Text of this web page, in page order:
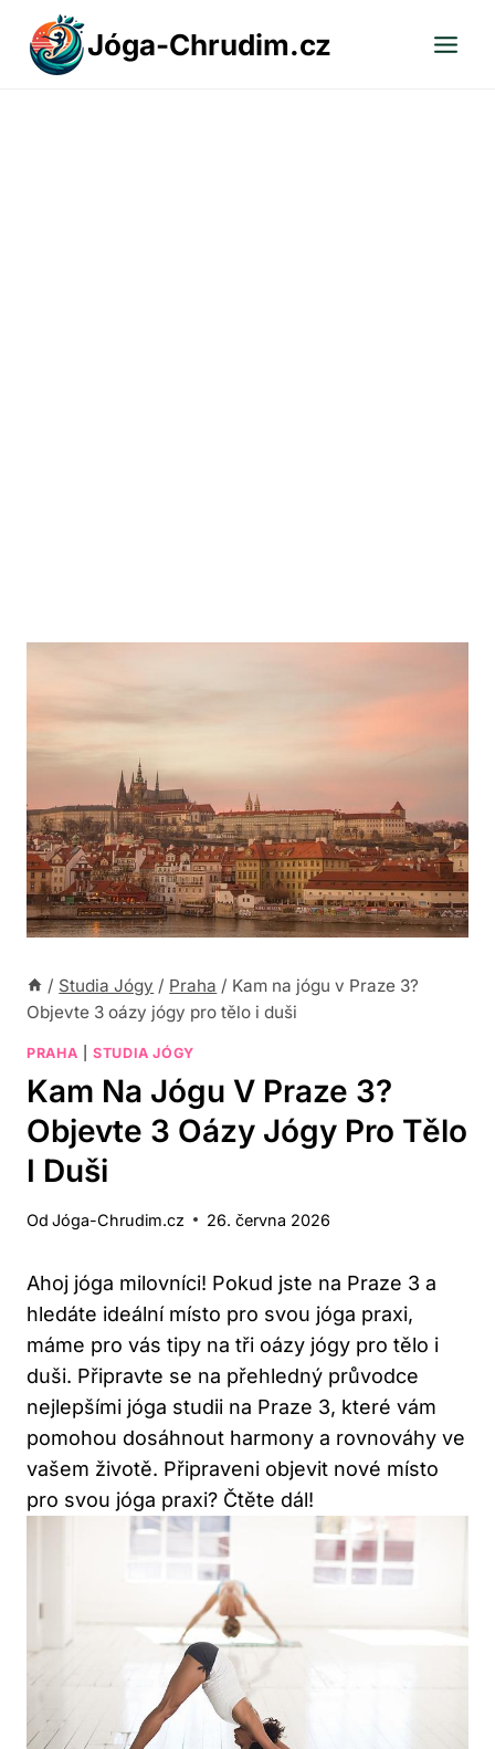
Přeskočit
obsah
Jóga-Chrudim.cz
/ Studia Jógy / Praha / Kam na jógu v Praze 3?
Objevte 3 oázy jógy pro tělo i duši
PRAHA |STUDIA JÓGY
Kam Na Jógu V Praze 3?
Objevte 3 Oázy Jógy Pro Tělo
I Duši
Od Jóga-Chrudim.cz 26. června 2026
Ahoj jóga milovníci! Pokud jste na Praze 3 a
hledáte ideální místo pro svou jóga praxi,
máme pro vás tipy na tři oázy jógy pro tělo i
duši. Připravte se na přehledný průvodce
nejlepšími jóga studii na Praze 3, které vám
pomohou dosáhnout harmony a rovnováhy ve
vašem životě. Připraveni objevit nové místo
pro svou jóga praxi? Čtěte dál!